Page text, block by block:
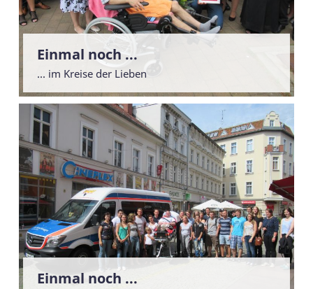
Einmal noch ...
... im Kreise der Lieben
Einmal noch ...